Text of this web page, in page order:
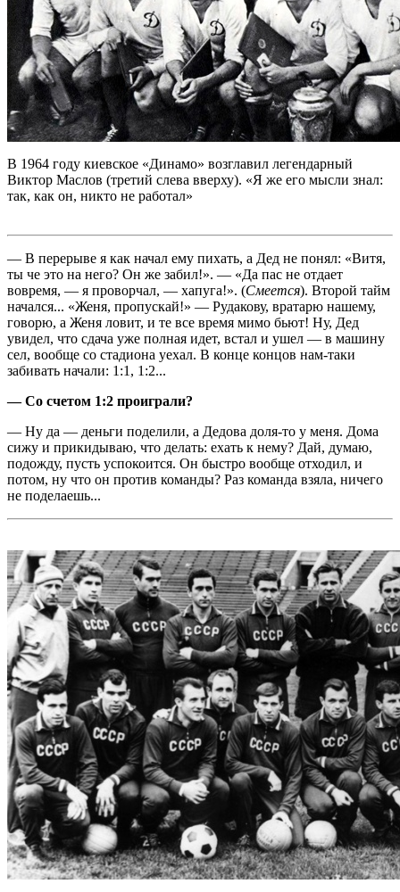
В 1964 году киевское «Динамо» возглавил легендарный
Виктор Маслов (третий слева вверху). «Я же его мысли знал:
так, как он, никто не работал»
— В перерыве я как начал ему пихать, а Дед не понял: «Витя,
ты че это на него? Он же забил!». — «Да пас не отдает
вовремя, — я проворчал, — хапуга!». (Смеется). Второй тайм
начался... «Женя, пропускай!» — Рудакову, вратарю нашему,
говорю, а Женя ловит, и те все время мимо бьют! Ну, Дед
увидел, что сдача уже полная идет, встал и ушел — в машину
сел, вообще со стадиона уехал. В конце концов нам-таки
забивать начали: 1:1, 1:2...
— Со счетом 1:2 проиграли?
— Ну да — деньги поделили, а Дедова доля-то у меня. Дома
сижу и прикидываю, что делать: ехать к нему? Дай, думаю,
подожду, пусть успокоится. Он быстро вообще отходил, и
потом, ну что он против команды? Раз команда взяла, ничего
не поделаешь...